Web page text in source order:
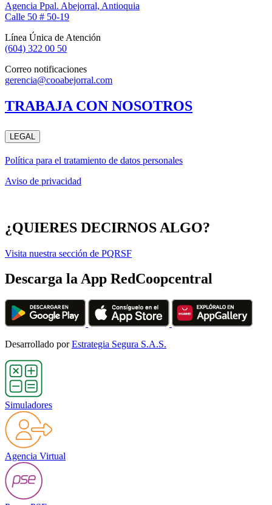
Agencia Ppal. Abejorral, Antioquia
Calle 50 # 50-19
Línea Única de Atención
(604) 322 00 50
Correo notificaciones
gerencia@cooabejorral.com
TRABAJA CON NOSOTROS
LEGAL
Política para el tratamiento de datos personales
Aviso de privacidad
¿QUIERES DECIRNOS ALGO?
Visita nuestra sección de PQRSF
Descarga la App RedCoopcentral
Desarrollado porEstrategia Segura S.A.S.
Simuladores
Agencia Virtual